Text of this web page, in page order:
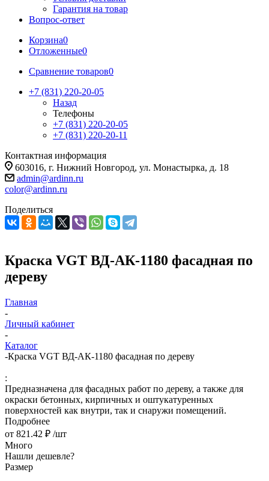
Гарантия на товар
Вопрос-ответ
Корзина0
Отложенные0
Сравнение товаров0
+7 (831) 220-20-05
Назад
Телефоны
+7 (831) 220-20-05
+7 (831) 220-20-11
Контактная информация
603016, г. Нижний Новгород, ул. Монастырка, д. 18
admin@ardinn.ru
color@ardinn.ru
Поделиться
Краска VGT ВД-АК-1180 фасадная по
дереву
Главная
-
Личный кабинет
-
Каталог
-Краска VGT ВД-АК-1180 фасадная по дереву
:
Предназначена для фасадных работ по дереву, а также для
окраски бетонных, кирпичных и оштукатуренных
поверхностей как внутри, так и снаружи помещений.
Подробнее
от 821.42 ₽ /шт
Много
Нашли дешевле?
Размер